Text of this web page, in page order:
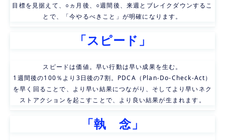
目標を見据えて、○ヵ月後、○週間後、来週とブレイクダウンするこ
とで、「今やるべきこと」が明確になります。
「スピード」
スピードは価値。早い行動は早い成果を生む。
1週間後の100％より3日後の7割。PDCA（Plan-Do-Check-Act）
を早く回ることで、より早い結果につながり、そしてより早いネク
ストアクションを起こすことで、より良い結果が生まれます。
「執　念」